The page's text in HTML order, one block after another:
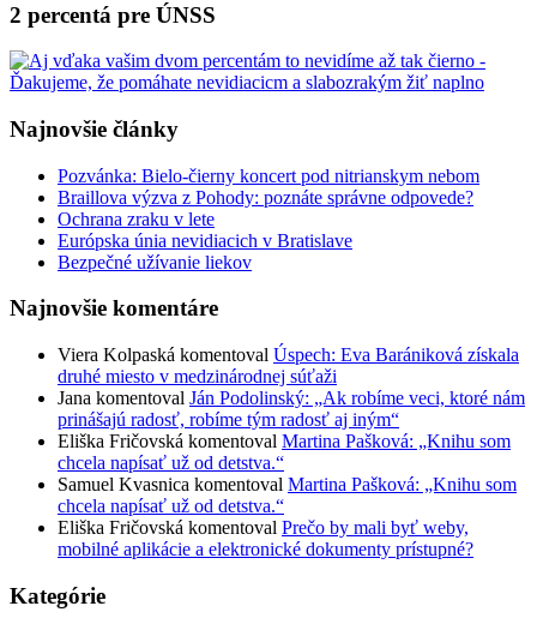
2 percentá pre ÚNSS
Najnovšie články
Pozvánka: Bielo-čierny koncert pod nitrianskym nebom
Braillova výzva z Pohody: poznáte správne odpovede?
Ochrana zraku v lete
Európska únia nevidiacich v Bratislave
Bezpečné užívanie liekov
Najnovšie komentáre
Viera Kolpaská komentoval Úspech: Eva Barániková získala
druhé miesto v medzinárodnej súťaži
Jana komentoval Ján Podolinský: „Ak robíme veci, ktoré nám
prinášajú radosť, robíme tým radosť aj iným“
Eliška Fričovská komentoval Martina Pašková: „Knihu som
chcela napísať už od detstva.“
Samuel Kvasnica komentoval Martina Pašková: „Knihu som
chcela napísať už od detstva.“
Eliška Fričovská komentoval Prečo by mali byť weby,
mobilné aplikácie a elektronické dokumenty prístupné?
Kategórie